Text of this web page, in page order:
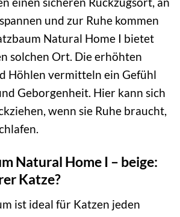
und zur Ruhe kommen
Natural Home I bietet
solchen Ort. Die erhöhten
Höhlen vermitteln ein Gefühl
Geborgenheit. Hier kann sich
wenn sie Ruhe braucht,
Natural Home I – beige:
Katze?
ist ideal für Katzen jeden